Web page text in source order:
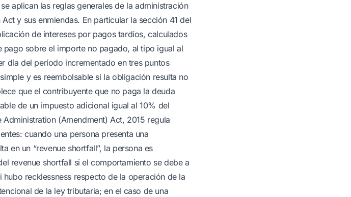
aplican las reglas generales de la administración
y sus enmiendas. En particular la sección 41 del
de intereses por pagos tardíos, calculados
sobre el importe no pagado, al tipo igual al
día del período incrementado en tres puntos
y es reembolsable si la obligación resulta no
que el contribuyente que no paga la deuda
de un impuesto adicional igual al 10% del
(Amendment) Act, 2015 regula
cuando una persona presenta una
en un “revenue shortfall”, la persona es
revenue shortfall si el comportamiento se debe a
recklessness respecto de la operación de la
de la ley tributaria; en el caso de una